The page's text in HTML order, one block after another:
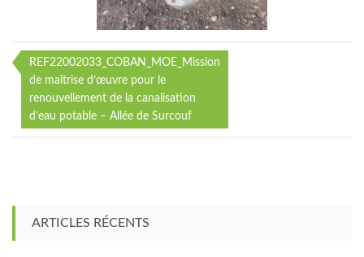
Navigation
de
l’article
REF22002033_COBAN_MOE_Mission
de maîtrise d’œuvre pour le
renouvellement de la canalisation
d’eau potable – Allée de Surcouf
ARTICLES RÉCENTS